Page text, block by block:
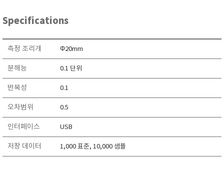
Specifications
측정 조리개 Φ20mm
분해능 0.1 단위
반복성 0.1
오차범위 0.5
인터페이스 USB
저장 데이터 1,000 표준, 10,000 샘플